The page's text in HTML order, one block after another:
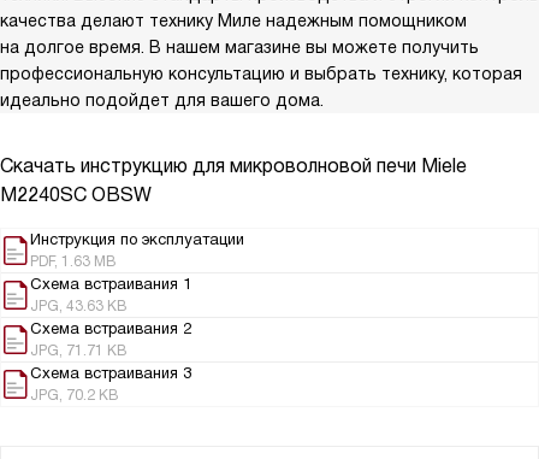
качества делают технику Миле надежным помощником
на долгое время. В нашем магазине вы можете получить
профессиональную консультацию и выбрать технику, которая
идеально подойдет для вашего дома.
Скачать инструкцию для микроволновой печи Miele
M2240SC OBSW
Инструкция по эксплуатации
PDF, 1.63 MB
Схема встраивания 1
JPG, 43.63 KB
Схема встраивания 2
JPG, 71.71 KB
Схема встраивания 3
JPG, 70.2 KB